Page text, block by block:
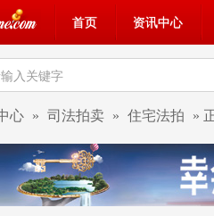
首页 资讯中心
心 » 司法拍卖 » 住宅法拍 »